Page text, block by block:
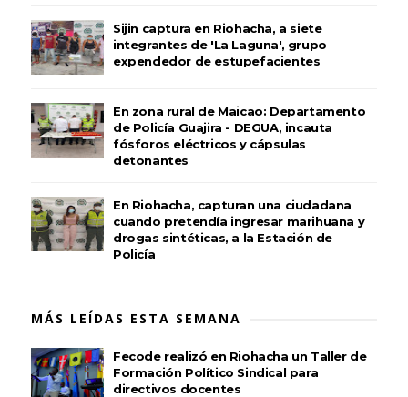
Sijin captura en Riohacha, a siete
integrantes de 'La Laguna', grupo
expendedor de estupefacientes
En zona rural de Maicao: Departamento
de Policía Guajira - DEGUA, incauta
fósforos eléctricos y cápsulas
detonantes
En Riohacha, capturan una ciudadana
cuando pretendía ingresar marihuana y
drogas sintéticas, a la Estación de
Policía
MÁS LEÍDAS ESTA SEMANA
Fecode realizó en Riohacha un Taller de
Formación Político Sindical para
directivos docentes